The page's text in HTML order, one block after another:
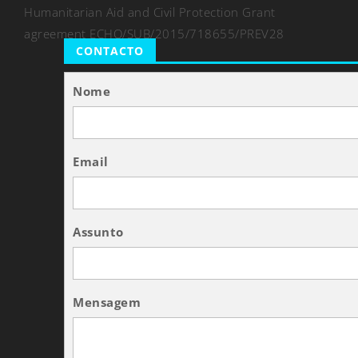
Humanitarian Aid and Civil Protection Grant
agreement ECHO/SUB/2015/718655/PREV28
CONTACTO
Nome
Email
Assunto
Mensagem